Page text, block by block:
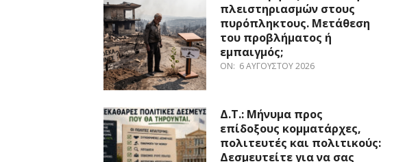
πλειστηριασμών στους
πυρόπληκτους. Μετάθεση
του προβλήματος ή
εμπαιγμός;
ON: 6 ΑΥΓΟΎΣΤΟΥ 2026
Δ.Τ.: Μήνυμα προς
επίδοξους κομματάρχες,
πολιτευτές και πολιτικούς:
Δεσμευτείτε για να σας